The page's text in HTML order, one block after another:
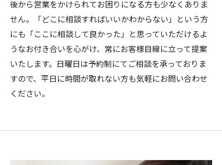
後から営業をかけられてお困りになる方も少なくありま
せん。「どこに相談すればいいかわからない」という方
にも「ここに相談して良かった」と思っていただけるよ
うなお付き合いを心がけ、常にお客様目線に立って提案
いたします。日曜日は予約制にてご相談を承っておりま
すので、平日に時間が取れない方も気軽にお問い合わせ
ください。